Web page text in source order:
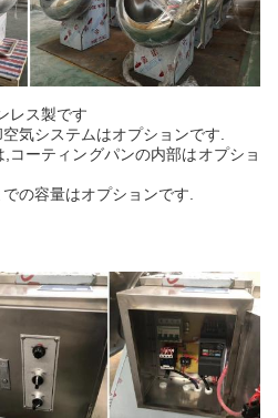
レス製です
気システムはオプションです.
コーティングパンの内部はオプショ
の容量はオプションです.